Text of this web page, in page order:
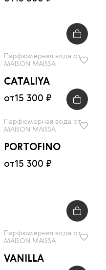
Парфюмерная вода от
MAISON MAISSA
CATALIYA
от15 300 ₽
Парфюмерная вода от
MAISON MAISSA
PORTOFINO
от15 300 ₽
Парфюмерная вода от
MAISON MAISSA
VANILLA